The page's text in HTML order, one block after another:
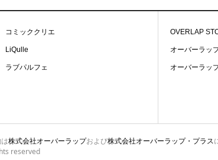
コミッククリエ
LiQulle
ラブパルフェ
OVERLAP
オーバーラッ
オーバーラッ
株式会社オーバーラップおよび株式会社オーバーラップ・プラス
reserved